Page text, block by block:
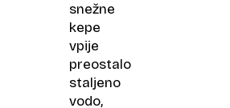
snežne
kepe
vpije
preostalo
staljeno
vodo,